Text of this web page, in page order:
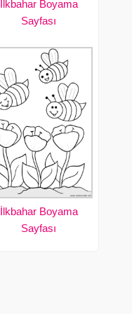
İlkbahar Boyama
Sayfası
İlkbahar Boyama
Sayfası